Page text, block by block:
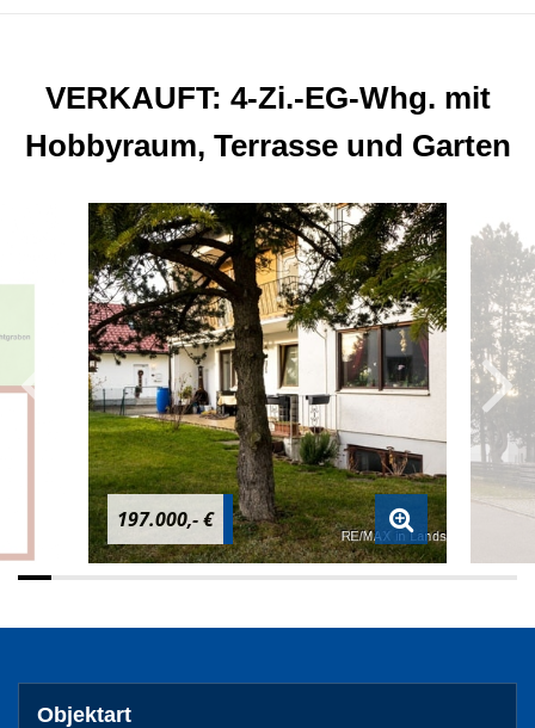
VERKAUFT: 4-Zi.-EG-Whg. mit
Hobbyraum, Terrasse und Garten
197.000,- €
Objektart